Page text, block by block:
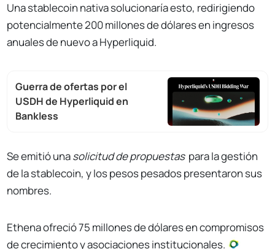
Una stablecoin nativa solucionaría esto, redirigiendo
potencialmente 200 millones de dólares en ingresos
anuales de nuevo a Hyperliquid.
Guerra de ofertas por el
USDH de Hyperliquid en
Bankless
Se emitió unasolicitud de propuestas para la gestión
de la stablecoin, y los pesos pesados presentaron sus
nombres.
Ethena ofreció 75 millones de dólares en compromisos
de crecimiento y asociaciones institucionales.